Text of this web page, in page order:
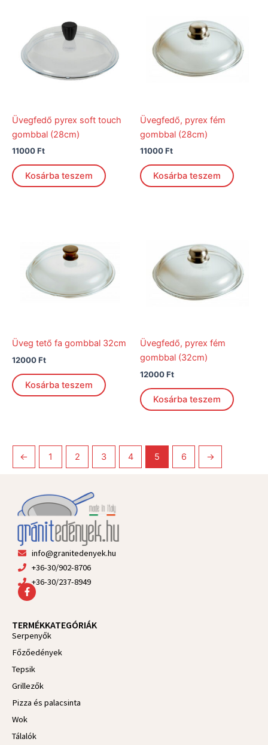
Üvegfedő pyrex soft touch
gombbal (28cm)
11000Ft
Kosárba teszem
Üvegfedő, pyrex fém
gombbal (28cm)
11000Ft
Kosárba teszem
Üveg tető fa gombbal 32cm
12000Ft
Kosárba teszem
Üvegfedő, pyrex fém
gombbal (32cm)
12000Ft
Kosárba teszem
← 1 2 3 4 5 6 →
info@granitedenyek.hu
+36-30/902-8706
+36-30/237-8949
F
a
e
b
o
o
k
-
f
TERMÉKKATEGÓRIÁK
Serpenyők
Főzőedények
Tepsik
Grillezők
Pizza és palacsinta
Wok
Tálalók